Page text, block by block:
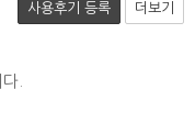
사용후기 등록 더보기
.